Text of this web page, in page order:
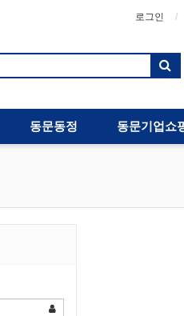
로그인
동문동정 동문기업쇼